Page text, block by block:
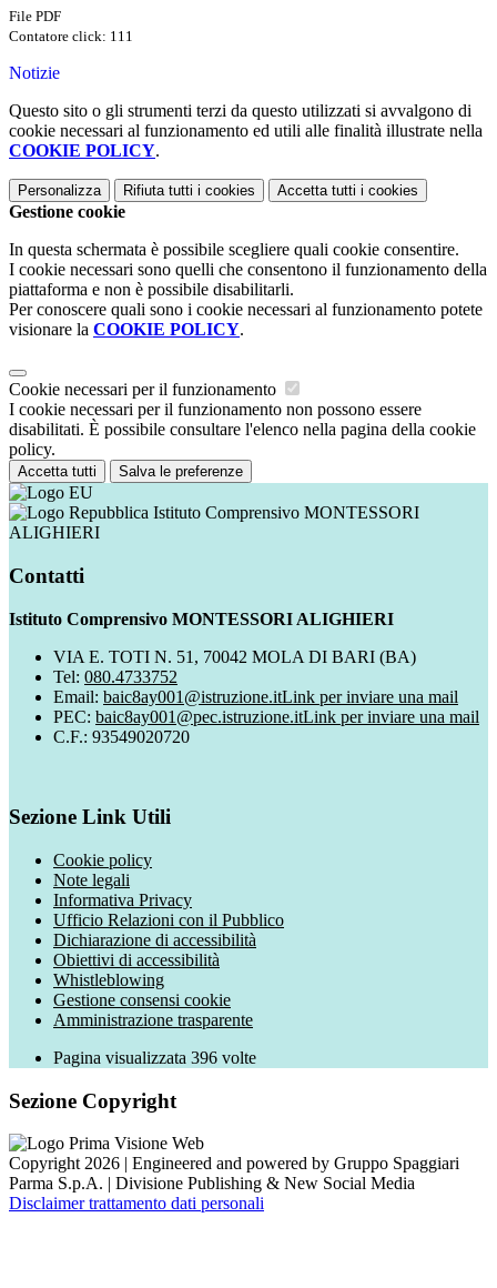
File PDF
Contatore click: 111
Notizie
Questo sito o gli strumenti terzi da questo utilizzati si avvalgono di
cookie necessari al funzionamento ed utili alle finalità illustrate nella
COOKIE POLICY.
Personalizza Rifiuta tutti i cookies Accetta tutti i cookies
Gestione cookie
In questa schermata è possibile scegliere quali cookie consentire.
I cookie necessari sono quelli che consentono il funzionamento della
piattaforma e non è possibile disabilitarli.
Per conoscere quali sono i cookie necessari al funzionamento potete
visionare la COOKIE POLICY.
Cookie necessari per il funzionamento
I cookie necessari per il funzionamento non possono essere
disabilitati. È possibile consultare l'elenco nella pagina della cookie
policy.
Accetta tutti Salva le preferenze
Istituto Comprensivo MONTESSORI
ALIGHIERI
Contatti
Istituto Comprensivo MONTESSORI ALIGHIERI
VIA E. TOTI N. 51, 70042 MOLA DI BARI (BA)
Tel: 080.4733752
Email: baic8ay001@istruzione.itLink per inviare una mail
PEC: baic8ay001@pec.istruzione.itLink per inviare una mail
C.F.: 93549020720
Sezione Link Utili
Cookie policy
Note legali
Informativa Privacy
Ufficio Relazioni con il Pubblico
Dichiarazione di accessibilità
Obiettivi di accessibilità
Whistleblowing
Gestione consensi cookie
Amministrazione trasparente
Pagina visualizzata 396 volte
Sezione Copyright
Copyright 2026 | Engineered and powered by Gruppo Spaggiari
Parma S.p.A. | Divisione Publishing & New Social Media
Disclaimer trattamento dati personali